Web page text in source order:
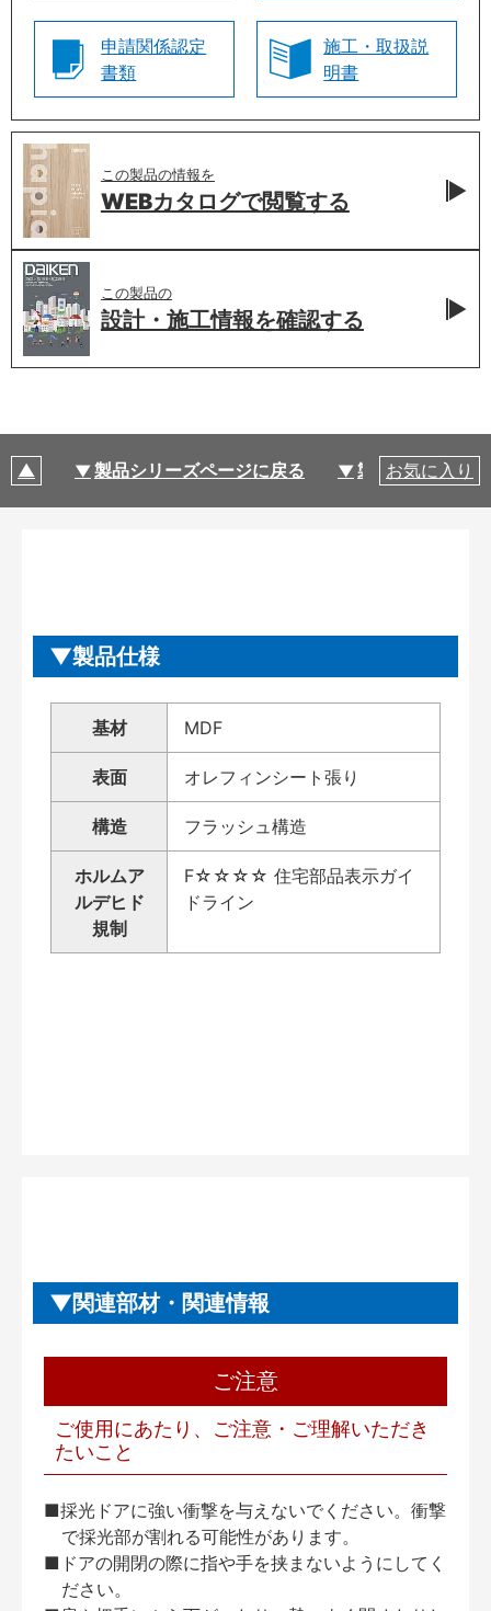
申請関係認定
書類
施工・取扱説
明書
この製品の情報を
WEBカタログで閲覧する
この製品の
設計・施工情報を確認する
製品シリーズページに戻る 製品仕様
お気に入り
製品仕様
基材 MDF
表面 オレフィンシート張り
構造 フラッシュ構造
ホルムア
ルデヒド
規制
F☆☆☆☆ 住宅部品表示ガイ
ドライン
関連部材・関連情報
ご注意
ご使用にあたり、ご注意・ご理解いただき
たいこと
■採光ドアに強い衝撃を与えないでください。衝撃
で採光部が割れる可能性があります。
■ドアの開閉の際に指や手を挟まないようにしてく
ださい。